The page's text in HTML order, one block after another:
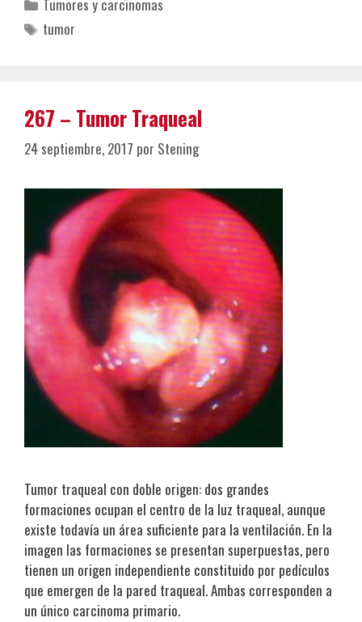
Tumores y carcinomas
Etiquetas
tumor
267 – Tumor Traqueal
24 septiembre, 2017 por Stening
Tumor traqueal con doble origen: dos grandes
formaciones ocupan el centro de la luz traqueal, aunque
existe todavía un área suficiente para la ventilación. En la
imagen las formaciones se presentan superpuestas, pero
tienen un origen independiente constituido por pedículos
que emergen de la pared traqueal. Ambas corresponden a
un único carcinoma primario.